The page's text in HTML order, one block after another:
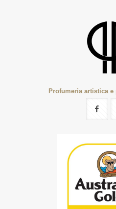
Profumeria artistica